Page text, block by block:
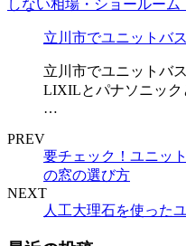
立川市でユニットバ
立川市でユニットバ
LIXILとパナソニック
…
PREV
要チェック！ユニッ
の窓の選び方
NEXT
人工大理石を使った